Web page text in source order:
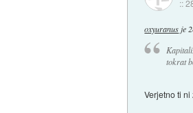
::
oxyuranusje
tokrat
Verjetno ti